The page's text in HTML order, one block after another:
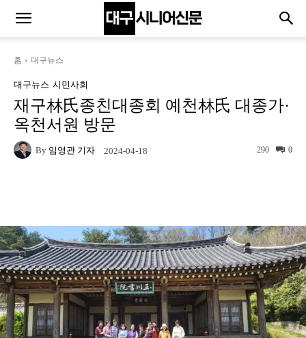
홈 대구뉴스
대구뉴스 시민사회
재구林氏종친대종회 예천林氏 대종가·
옥천서원 방문
By 임영관 기자 2024-04-18 0
290